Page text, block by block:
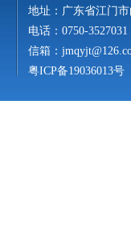
地址：广东省江门
电话：0750-
信箱：
粤ICP备19036013号